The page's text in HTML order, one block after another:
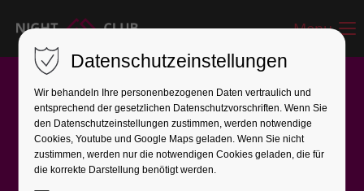
Menu
UPCOMING EVENTS
Datenschutzeinstellungen
Wir behandeln Ihre personenbezogenen Daten vertraulich und
entsprechend der gesetzlichen Datenschutz­vorschriften. Wenn Sie
den Datenschutzeinstellungen zustimmen, werden notwendige
Cookies, Youtube und Google Maps geladen. Wenn Sie nicht
zustimmen, werden nur die notwendigen Cookies geladen, die für
die korrekte Darstellung benötigt werden.